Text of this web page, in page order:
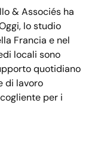
& Associés ha
lo studio
Francia e nel
locali sono
quotidiano
di lavoro
per i